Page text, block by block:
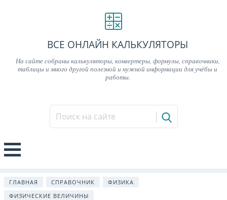
ВСЕ ОНЛАЙН КАЛЬКУЛЯТОРЫ
На сайте собраны калькуляторы, конвертеры, формулы, справочники,
таблицы и много другой полезной и нужной информации для учёбы и
работы.
ГЛАВНАЯ СПРАВОЧНИК
ФИЗИКА
ФИЗИЧЕСКИЕ ВЕЛИЧИНЫ